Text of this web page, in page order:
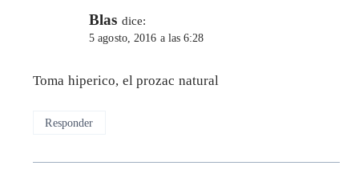
Blas dice:
5 agosto, 2016 a las 6:28
Toma hiperico, el prozac natural
Responder